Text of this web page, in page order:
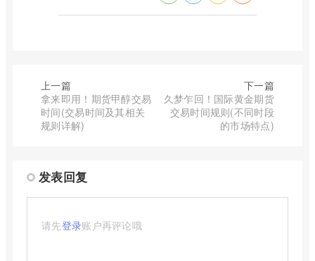
上一篇
拿来即用！期货甲醇交易
时间(交易时间及其相关
规则详解)
下一篇
久梦乍回！国际黄金期货
交易时间规则(不同时段
的市场特点)
发表回复
请先登录账户再评论哦